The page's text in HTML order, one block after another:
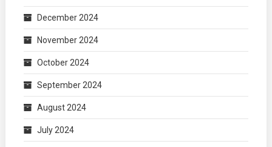
December 2024
November 2024
October 2024
September 2024
August 2024
July 2024